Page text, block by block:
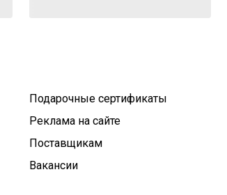
Подарочные сертификаты
Реклама на сайте
Поставщикам
Вакансии